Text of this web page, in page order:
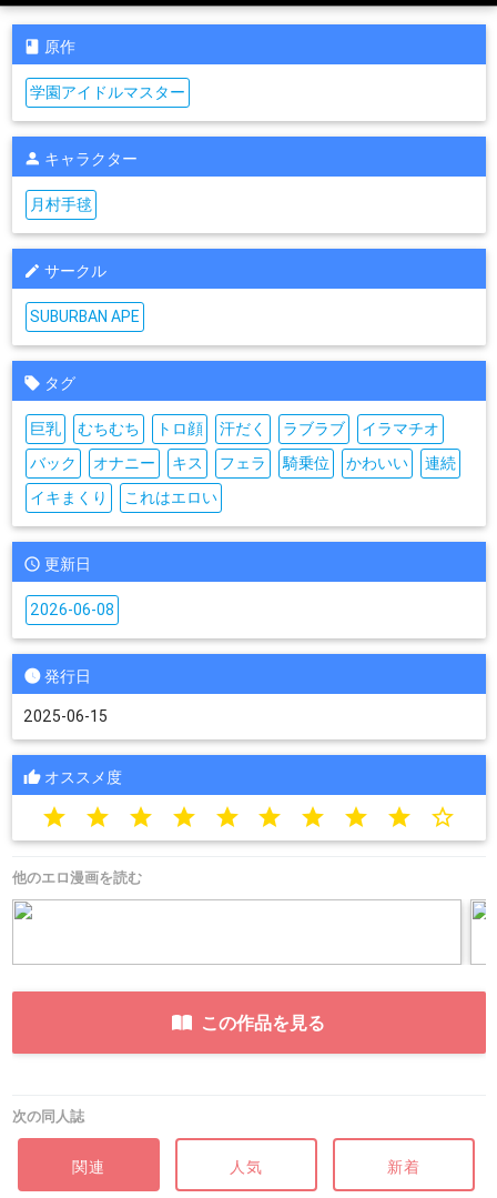
原作
学園アイドルマスター
キャラクター
月村手毬
サークル
SUBURBAN APE
タグ
巨乳 むちむち トロ顔 汗だく ラブラブ
イラマチオ
バック
オナニー キス フェラ 騎乗位 かわいい
連続
イキまくり
これはエロい
更新日
2026-06-08
発行日
2025-06-15
オススメ度
star star star star star star star star star star_border
他のエロ漫画を読む
この作品を見る
次の同人誌
関連 人気 新着